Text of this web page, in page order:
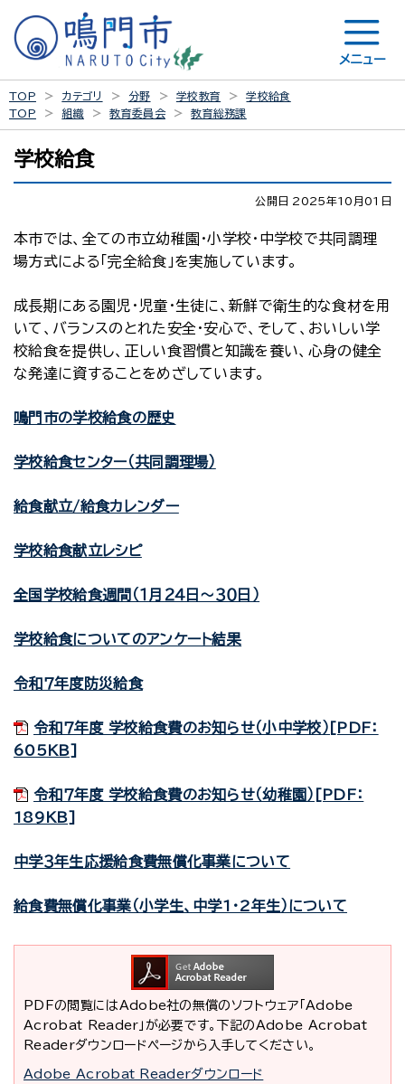
メニュー
TOP カテゴリ 分野 学校教育
学校給食
TOP
組織 教育委員会 教育総務課
学校給食
公開日 2025年10月01日
本市では、全ての市立幼稚園・小学校・中学校で共同調理
場方式による「完全給食」を実施しています。
成長期にある園児・児童・生徒に、新鮮で衛生的な食材を用
いて、バランスのとれた安全・安心で、そして、おいしい学
校給食を提供し、正しい食習慣と知識を養い、心身の健全
な発達に資することをめざしています。
鳴門市の学校給食の歴史
学校給食センター（共同調理場）
給食献立/給食カレンダー
学校給食献立レシピ
全国学校給食週間（１月２４日～３０日）
学校給食についてのアンケート結果
令和７年度防災給食
令和７年度 学校給食費のお知らせ（小中学校）[PDF：
605KB]
令和７年度 学校給食費のお知らせ（幼稚園）[PDF：
189KB]
中学３年生応援給食費無償化事業について
給食費無償化事業（小学生、中学1・2年生）について
PDFの閲覧にはAdobe社の無償のソフトウェア「Adobe
Acrobat Reader」が必要です。下記のAdobe Acrobat
Readerダウンロードページから入手してください。
Adobe Acrobat Readerダウンロード